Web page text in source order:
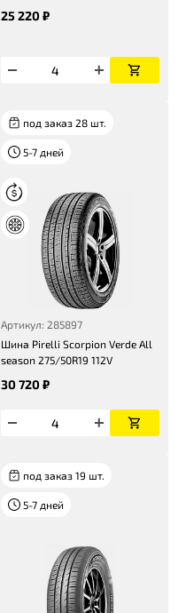
25 220 ₽
под заказ 28 шт.
5-7 дней
Артикул: 285897
Шина Pirelli Scorpion Verde All
season 275/50R19 112V
30 720 ₽
под заказ 19 шт.
5-7 дней